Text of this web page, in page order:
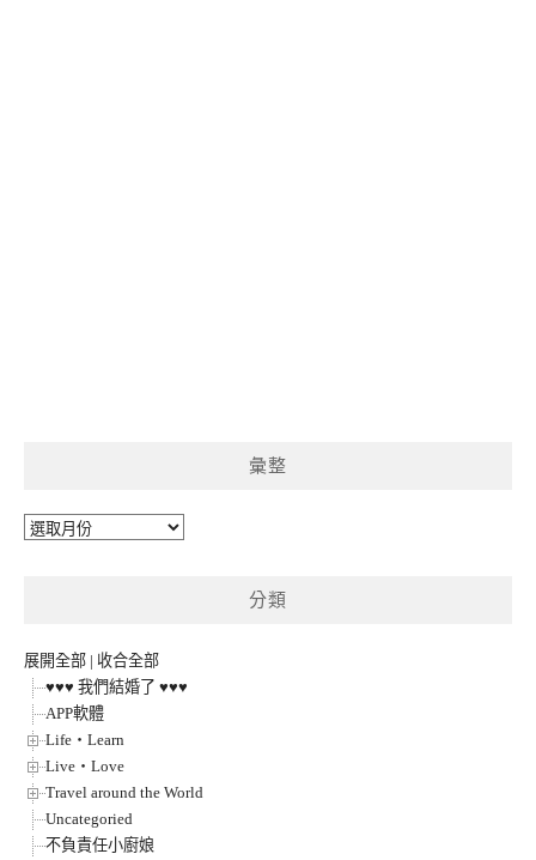
彙整
彙
分類
展開全部 | 收合全部
♥♥♥ 我們結婚了 ♥♥♥
APP軟體
Life‧Learn
Live‧Love
Travel around the World
Uncategoried
不負責任小廚娘